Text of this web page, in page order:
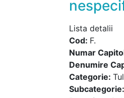
Lista detalii
Cod: F.
Numar
Denumire
Categorie:
Subcategorie: